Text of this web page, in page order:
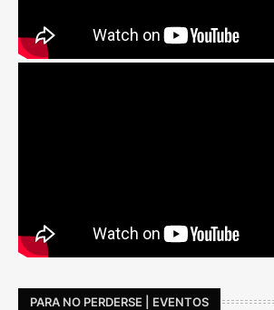
PARA NO PERDERSE | EVENTOS